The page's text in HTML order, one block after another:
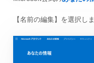
【名前の編集】を選択しま